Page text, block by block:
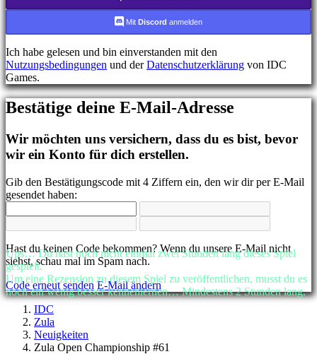
FR
IT
KO
NL
NO
PL
PT
RU
SR
SV
TR
UK
Das
Spiel
Das
Spiel
Gameplay
In-
Mit Discord anmelden
Ich habe gelesen und bin einverstanden mit den
Nutzungsbedingungen und derDatenschutzerklärung von IDC
Games.
Bestätige deine E-Mail-Adresse
Wir möchten uns versichern, dass du es bist, bevor
wir ein Konto für dich erstellen.
Gib den Bestätigungscode mit 4 Ziffern ein, den wir dir per E-Mail
gesendet haben:
Hast du keinen Code bekommen? Wenn du unsere E-Mail nicht
siehst, schau mal im Spam nach.
Code erneut senden E-Mail ändern
IDC
Zula
Neuigkeiten
Zula Open Championship #61
Ups… Du hast noch nicht einmal zwei Stunden lang dieses Spiel
gespielt.
Um eine Rezension zu diesem Spiel zu veröffentlichen, musst du es
noch ein wenig besser kennenlernen… Mindestens 2 Stunden lang.